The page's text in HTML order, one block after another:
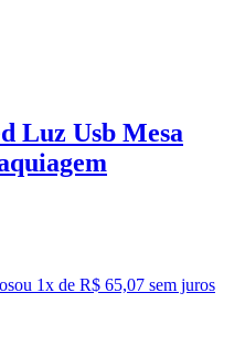
Luz Usb Mesa
ou 1x de R$ 65,07 sem juros